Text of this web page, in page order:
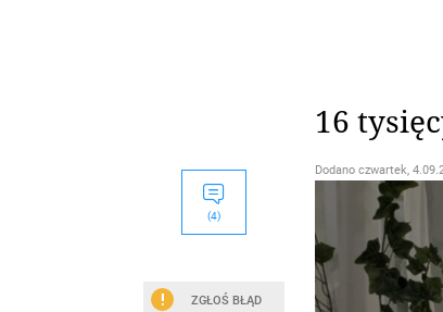
(4)
ZGŁOŚ BŁĄD
16
Dodano czwartek,